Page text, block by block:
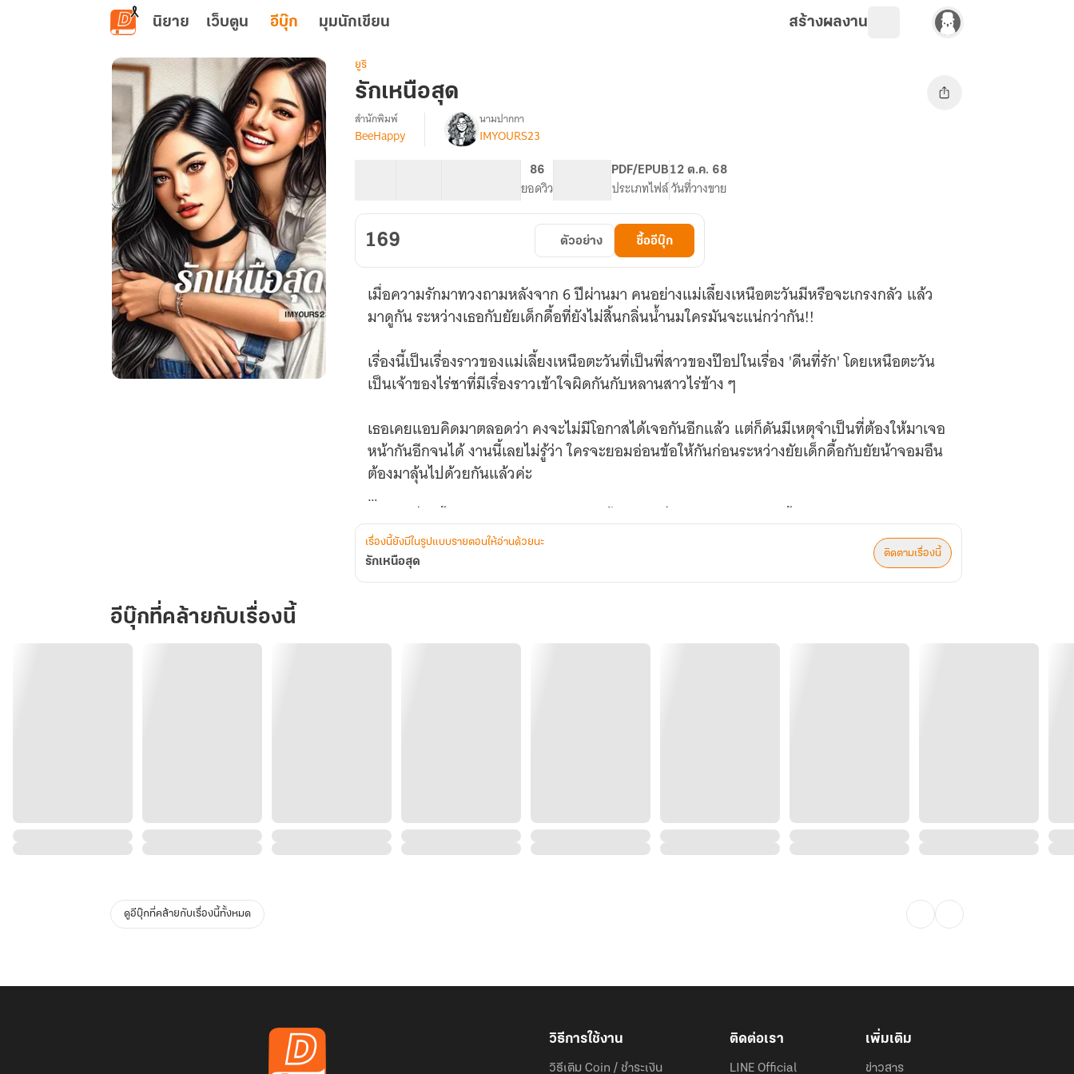
ข้ามไปยังเนื้อหาหลัก
นิยาย เว็บตูน อีบุ๊ก มุมนักเขียน สร้างผลงาน
ยูริ
รักเหนือสุด
เรื่อง
สำนักพิมพ์
BeeHappy
นามปากกา
IMYOURS23
86
ยอดวิว
PDF/EPUB
ประเภทไฟล์
12 ต.ค. 68
วันที่วางขาย
169 ตัวอย่าง ซื้ออีบุ๊ก
เมื่อความรักมาทวงถามหลังจาก 6 ปีผ่านมา คนอย่างแม่เลี้ยงเหนือตะวันมีหรือจะเกรงกลัว แล้ว
มาดูกัน ระหว่างเธอกับยัยเด็กดื้อที่ยังไม่สิ้นกลิ่นน้ำนมใครมันจะแน่กว่ากัน!!
เรื่องนี้เป็นเรื่องราวของแม่เลี้ยงเหนือตะวันที่เป็นพี่สาวของป๊อปในเรื่อง 'ดีนที่รัก' โดยเหนือตะวัน
เป็นเจ้าของไร่ชาที่มีเรื่องราวเข้าใจผิดกันกับหลานสาวไร่ข้าง ๆ
เธอเคยแอบคิดมาตลอดว่า คงจะไม่มีโอกาสได้เจอกันอีกแล้ว แต่ก็ดันมีเหตุจำเป็นที่ต้องให้มาเจอ
หน้ากันอีกจนได้ งานนี้เลยไม่รู้ว่า ใครจะยอมอ่อนข้อให้กันก่อนระหว่างยัยเด็กดื้อกับยัยน้าจอมอึน
ต้องมาลุ้นไปด้วยกันแล้วค่ะ
หวังว่าเรื่องนี้จะทำให้คุณมีความสุขและยิ้มไปกับเรื่องราวความรักของทั้งคู่ได้นะคะ
เรื่องนี้ยังมีในรูปแบบรายตอนให้อ่านด้วยนะ
รักเหนือสุด
ติดตามเรื่องนี้
อีบุ๊กที่คล้ายกับเรื่องนี้
ดูอีบุ๊กที่คล้ายกับเรื่องนี้ทั้งหมด
วิธีการใช้งาน
วิธีเติม Coin / ชำระเงิน
ติดต่อเรา
LINE Official
เพิ่มเติม
ข่าวสาร